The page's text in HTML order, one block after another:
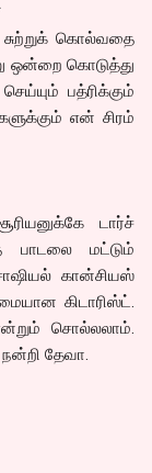
கொல்வதை
ஒன்றை கொடுத்து
பத்ரிக்கும்
என் சிரம்
டார்ச்
பாடலை மட்டும்
கான்சியஸ்
கிடாரிஸ்ட்.
சொல்லலாம்.
தேவா.